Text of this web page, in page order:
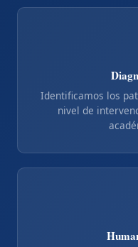
Identificamos los
nivel de